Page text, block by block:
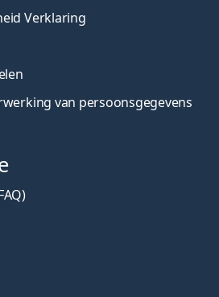
Verklaring
van persoonsgegevens